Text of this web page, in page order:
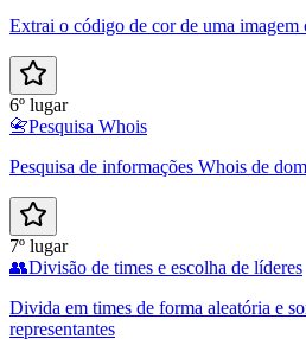
Extrai o código de cor de uma
6º lugar
📇Pesquisa Whois
Pesquisa de informações Whois de
7º lugar
👥Divisão de times e escolha de líderes
Divida em times de forma aleatória e
representantes